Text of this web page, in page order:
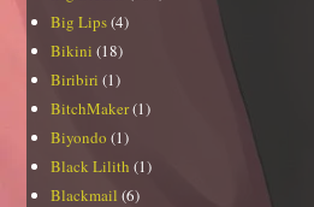
Big Lips(4)
Bikini (18)
Biribiri (1)
BitchMaker(1)
Biyondo (1)
Black Lilith (1)
Blackmail (6)